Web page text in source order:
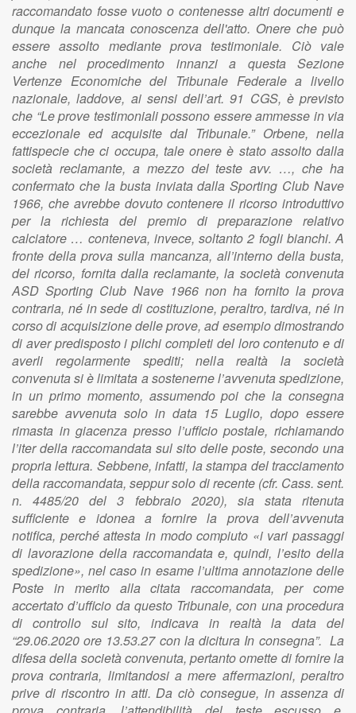
raccomandato fosse vuoto o contenesse altri documenti e
dunque la mancata conoscenza dell'atto. Onere che può
essere assolto mediante prova testimoniale. Ciò vale
anche nel procedimento innanzi a questa Sezione
Vertenze Economiche del Tribunale Federale a livello
nazionale, laddove, ai sensi dell’art. 91 CGS, è previsto
che “Le prove testimoniali possono essere ammesse in via
eccezionale ed acquisite dal Tribunale.” Orbene, nella
fattispecie che ci occupa, tale onere è stato assolto dalla
società reclamante, a mezzo del teste avv. …, che ha
confermato che la busta inviata dalla Sporting Club Nave
1966, che avrebbe dovuto contenere il ricorso introduttivo
per la richiesta del premio di preparazione relativo
calciatore … conteneva, invece, soltanto 2 fogli bianchi. A
fronte della prova sulla mancanza, all’interno della busta,
del ricorso, fornita dalla reclamante, la società convenuta
ASD Sporting Club Nave 1966 non ha fornito la prova
contraria, né in sede di costituzione, peraltro, tardiva, né in
corso di acquisizione delle prove, ad esempio dimostrando
di aver predisposto i plichi completi del loro contenuto e di
averli regolarmente spediti; nella realtà la società
convenuta si è limitata a sostenerne l’avvenuta spedizione,
in un primo momento, assumendo poi che la consegna
sarebbe avvenuta solo in data 15 Luglio, dopo essere
rimasta in giacenza presso l’ufficio postale, richiamando
l’iter della raccomandata sul sito delle poste, secondo una
propria lettura. Sebbene, infatti, la stampa del tracciamento
della raccomandata, seppur solo di recente (cfr. Cass. sent.
n. 4485/20 del 3 febbraio 2020), sia stata ritenuta
sufficiente e idonea a fornire la prova dell’avvenuta
notifica, perché attesta in modo compiuto «i vari passaggi
di lavorazione della raccomandata e, quindi, l’esito della
spedizione», nel caso in esame l’ultima annotazione delle
Poste in merito alla citata raccomandata, per come
accertato d’ufficio da questo Tribunale, con una procedura
di controllo sul sito, indicava in realtà la data del
“29.06.2020 ore 13.53.27 con la dicitura In consegna”. La
difesa della società convenuta, pertanto omette di fornire la
prova contraria, limitandosi a mere affermazioni, peraltro
prive di riscontro in atti. Da ciò consegue, in assenza di